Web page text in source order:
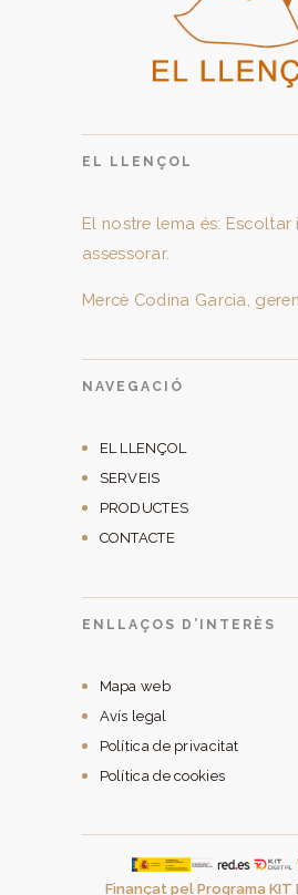
EL LLENÇOL
El nostre lema és: Escoltar i
assessorar.
Mercè Codina Garcia,
NAVEGACIÓ
EL LLENÇOL
SERVEIS
PRODUCTES
CONTACTE
ENLLAÇOS D’INTERÈS
Mapa web
Avís legal
Política de privacitat
Política de cookies
Finançat pel Programa KIT